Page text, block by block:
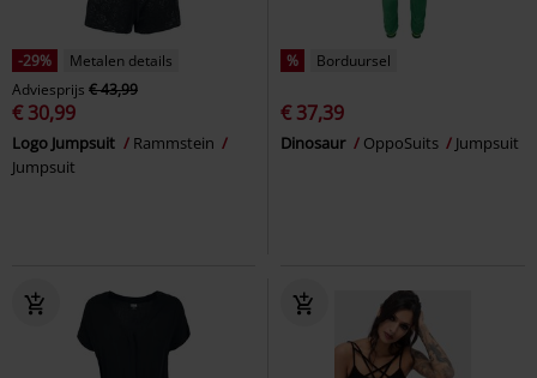
-29%
Metalen details
Adviesprijs € 43,99
€ 30,99
Logo Jumpsuit
Rammstein
Jumpsuit
% Borduursel
€ 37,39
Dinosaur OppoSuits Jumpsuit